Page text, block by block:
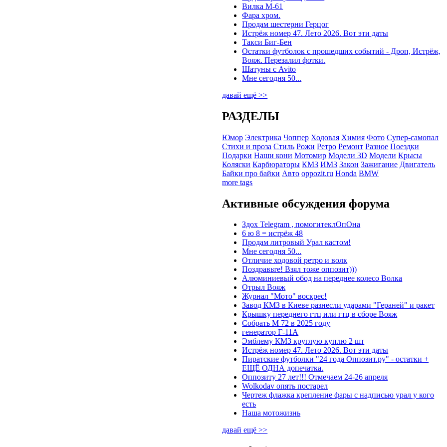
Вилка М-61
Фара хром.
Продам шестерни Герцог
Истрёж номер 47. Лето 2026. Вот эти даты
Такси Биг-Бен
Остатки футболок с прошедших событий - Дроп, Истрёж,
Вояж. Перезалил фотки.
Шатуны с Avito
Мне сегодня 50...
давай ещё >>
РАЗДЕЛЫ
Юмор Электрика Чоппер Ходовая Химия Фото Супер-самопал
Стихи и проза Стиль Рожи Ретро Ремонт Разное Поездки
Подарки Наши кони Мотомир Модели 3D Модели Крысы
Коляски Карбюраторы КМЗ ИМЗ Закон Зажигание Двигатель
Байки про байки Авто oppozit.ru Honda BMW
more tags
Активные обсуждения форума
Здох Telegram , помогитеклОпОна
6 ю 8 = истрёж 48
Продам литровый Урал кастом!
Мне сегодня 50...
Отличие ходовой ретро и волк
Поздравьте! Взял тоже оппозит)))
Алюминиевый обод на переднее колесо Волка
Отрыл Вояж
Журнал "Мото" воскрес!
Завод КМЗ в Киеве разнесли ударами "Гераней" и ракет
Крышку переднего гтц или гтц в сборе Вояж
Собрать М 72 в 2025 году
генератор Г-11А
Эмблему КМЗ круглую куплю 2 шт
Истрёж номер 47. Лето 2026. Вот эти даты
Пиратские футболки "24 года Оппозит.ру" - остатки +
ЕЩЁ ОДНА допечатка.
Оппозиту 27 лет!!! Отмечаем 24-26 апреля
Wolkodav опять постарел
Чертеж флажка крепление фары с надписью урал у кого
есть
Наша мотожизнь
давай ещё >>